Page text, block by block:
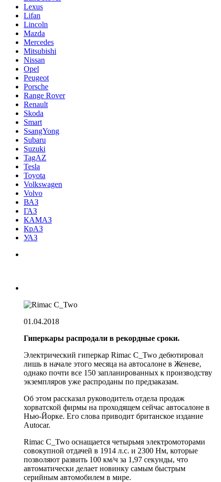
Lexus
Lifan
Lincoln
Mazda
Mercedes
Mitsubishi
Nissan
Opel
Peugeot
Porsche
Range Rover
Renault
Skoda
Smart
SsangYong
Subaru
Suzuki
TagAZ
Tesla
Toyota
Volkswagen
Volvo
ВАЗ
ГАЗ
КАМАЗ
КрАЗ
УАЗ
01.04.2018
Гиперкары распродали в рекордные сроки.
Электрический гиперкар Rimac C_Two дебютировал
лишь в начале этого месяца на автосалоне в Женеве,
однако почти все 150 запланированных к производству
экземпляров уже распроданы по предзаказам.
Об этом рассказал руководитель отдела продаж
хорватской фирмы на проходящем сейчас автосалоне в
Нью-Йорке. Его слова приводит британское издание
Autocar.
Rimac C_Two оснащается четырьмя электромоторами
совокупной отдачей в 1914 л.с. и 2300 Нм, которые
позволяют развить 100 км/ч за 1,97 секунды, что
автоматически делает новинку самым быстрым
серийным автомобилем в мире.